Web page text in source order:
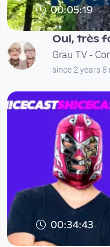
00:05:19
Oui, très
Grau TV -
since 2 years
00:34:43